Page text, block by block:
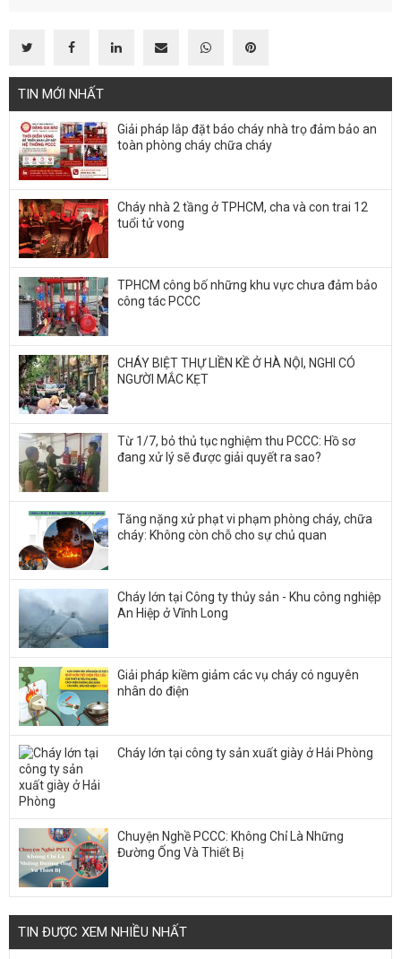
TIN MỚI NHẤT
Giải pháp lắp đặt báo cháy nhà trọ đảm bảo an
toàn phòng cháy chữa cháy
Cháy nhà 2 tầng ở TPHCM, cha và con trai 12
tuổi tử vong
TPHCM công bố những khu vực chưa đảm bảo
công tác PCCC
CHÁY BIỆT THỰ LIỀN KỀ Ở HÀ NỘI, NGHI CÓ
NGƯỜI MẮC KẸT
Từ 1/7, bỏ thủ tục nghiệm thu PCCC: Hồ sơ
đang xử lý sẽ được giải quyết ra sao?
Tăng nặng xử phạt vi phạm phòng cháy, chữa
cháy: Không còn chỗ cho sự chủ quan
Cháy lớn tại Công ty thủy sản - Khu công nghiệp
An Hiệp ở Vĩnh Long
Giải pháp kiềm giảm các vụ cháy có nguyên
nhân do điện
Cháy lớn tại công ty sản xuất giày ở Hải Phòng
Chuyện Nghề PCCC: Không Chỉ Là Những
Đường Ống Và Thiết Bị
TIN ĐƯỢC XEM NHIỀU NHẤT